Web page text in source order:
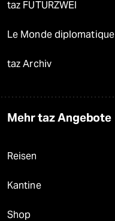
taz FUTURZWEI
Le Monde diplomatique
taz Archiv
Mehr taz Angebote
Reisen
Kantine
Shop